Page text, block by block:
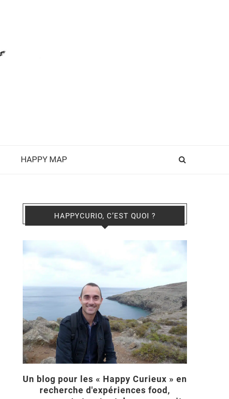
HAPPY MAP
HAPPYCURIO, C’EST QUOI ?
Un blog pour les « Happy Curieux » en
recherche d'expériences food,